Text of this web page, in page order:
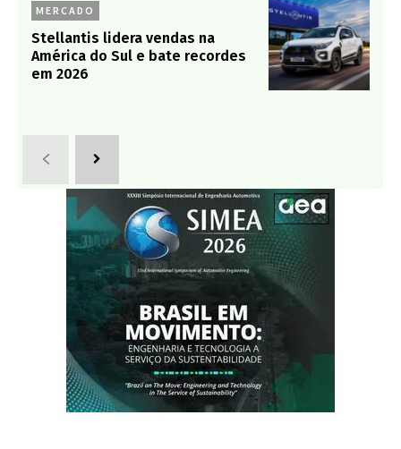
MERCADO
Stellantis lidera vendas na
América do Sul e bate recordes
em 2026